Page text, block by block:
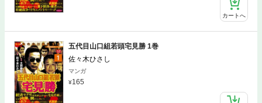
カートへ
五代目山口組若頭宅見勝 1巻
佐々木ひさし
マンガ
165